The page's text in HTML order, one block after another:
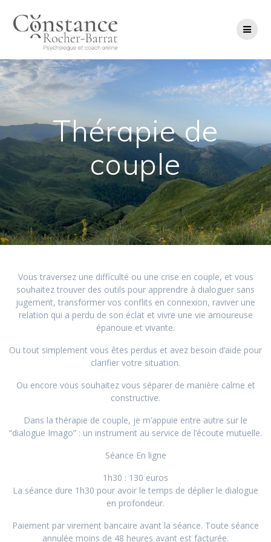
Thérapie de
couple
Vous traversez une difficulté ou une crise en couple, et vous
souhaitez trouver des outils pour apprendre à dialoguer sans
jugement, transformer vos conflits en connexion, raviver une
relation qui a perdu de son éclat et vivre une vie amoureuse
épanouie et vivante.
Ou tout simplement vous êtes perdus et avez besoin d’aide pour
clarifier votre situation.
Ou encore vous souhaitez vous séparer de manière calme et
constructive.
Dans la thérapie de couple, je m’appuie entre autre sur le
“dialogue Imago” : un instrument au service de l’écoute mutuelle.
Séance En ligne
1h30 : 130 euros
La séance dure 1h30 pour avoir le temps de déplier le dialogue
en profondeur.
Paiement par virement bancaire avant la séance. Toute séance
annulée moins de 48 heures avant est facturée.